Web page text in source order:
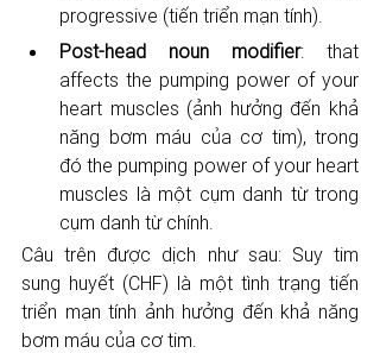
progressive (tiến triển mạn tính).
Post-head noun modifier: that
affects the pumping power of your
heart muscles (ảnh hưởng đến khả
năng bơm máu của cơ tim), trong
đó the pumping power of your heart
muscles là một cụm danh từ trong
cụm danh từ chính.
Câu trên được dịch như sau: Suy tim
sung huyết (CHF) là một tình trạng tiến
triển mạn tính ảnh hưởng đến khả năng
bơm máu của cơ tim.